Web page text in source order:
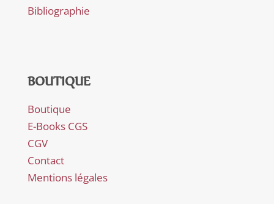
Bibliographie
BOUTIQUE
Boutique
E-Books CGS
CGV
Contact
Mentions légales